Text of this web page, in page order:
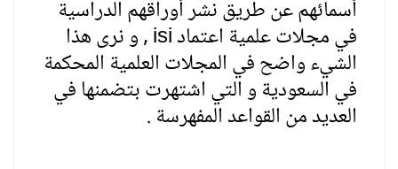
أسمائهم عن طريق نشر أوراقهم الدراسية
في مجلات علمية اعتمادisi, و نرى هذا
الشيء واضح في المجلات العلمية المحكمة
في السعودية و التي اشتهرت بتضمنها في
العديد من القواعد المفهرسة .